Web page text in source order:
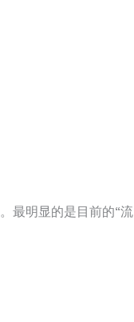
最明显的是目前的“流